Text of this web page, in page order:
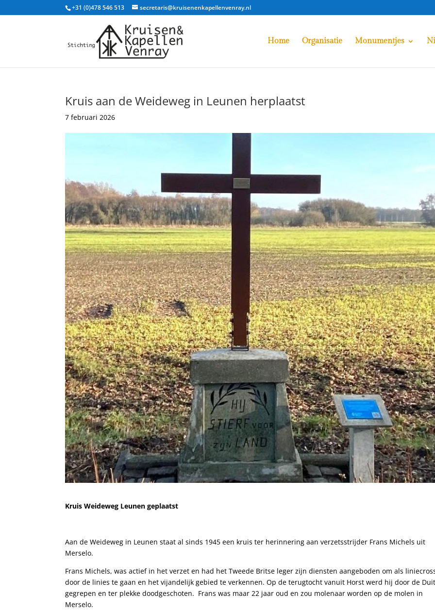
+31 (0)478 546 513 secretaris@kruisenenkapellenvenray.nl
Home Organisatie Monumentjes
Kruis aan de Weideweg in Leunen herplaatst
7 februari 2026
Kruis Weideweg Leunen geplaatst
Aan de Weideweg in Leunen staat al sinds 1945 een kruis ter herinnering aan verzetsstrijder Frans Michels uit
Merselo.
Frans Michels, was actief in het verzet en had het Tweede Britse leger zijn diensten aangeboden om als
door de linies te gaan en het vijandelijk gebied te verkennen. Op de terugtocht vanuit Horst werd hij door de
gegrepen en ter plekke doodgeschoten. Frans was maar 22 jaar oud en zou molenaar worden op de molen in
Merselo.